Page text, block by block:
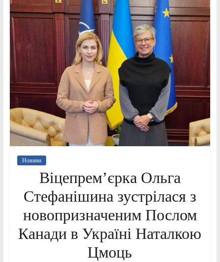
Новини
Віцепрем’єрка Ольга
Стефанішина зустрілася з
новопризначеним Послом
Канади в Україні Наталкою
Цмоць